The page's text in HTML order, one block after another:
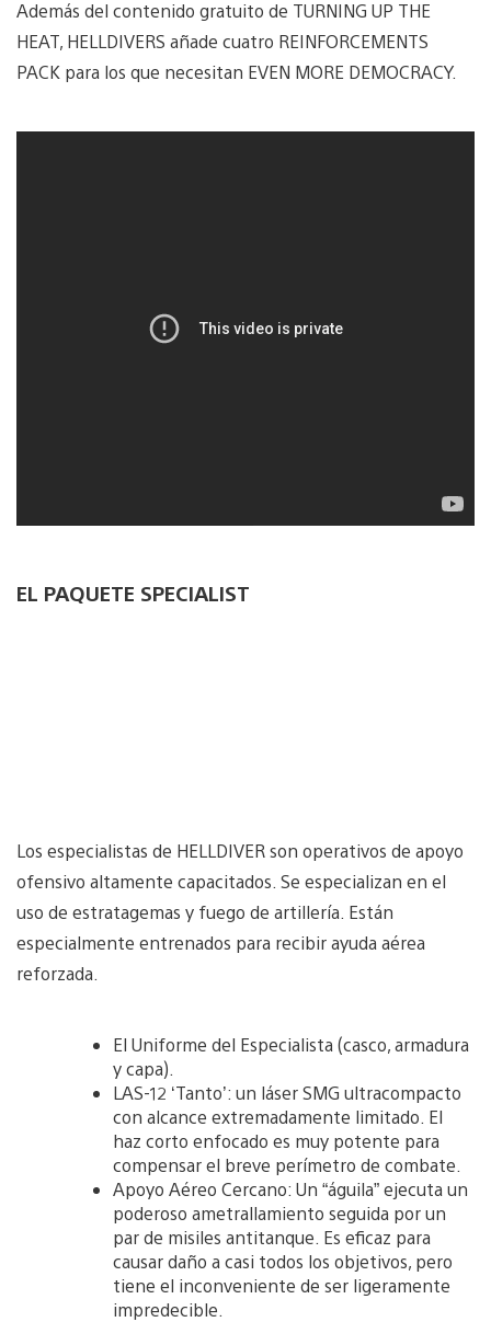
Además del contenido gratuito de TURNING UP THE
HEAT, HELLDIVERS añade cuatro REINFORCEMENTS
PACK para los que necesitan EVEN MORE DEMOCRACY.
EL PAQUETE SPECIALIST
Los especialistas de HELLDIVER son operativos de apoyo
ofensivo altamente capacitados. Se especializan en el
uso de estratagemas y fuego de artillería. Están
especialmente entrenados para recibir ayuda aérea
reforzada.
El Uniforme del Especialista (casco, armadura
y capa).
LAS-12 ‘Tanto’: un láser SMG ultracompacto
con alcance extremadamente limitado. El
haz corto enfocado es muy potente para
compensar el breve perímetro de combate.
Apoyo Aéreo Cercano: Un “águila” ejecuta un
poderoso ametrallamiento seguida por un
par de misiles antitanque. Es eficaz para
causar daño a casi todos los objetivos, pero
tiene el inconveniente de ser ligeramente
impredecible.